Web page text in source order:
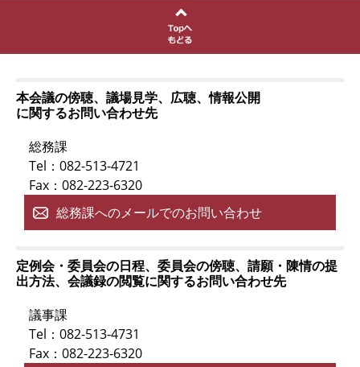
本会議の傍聴、議場見学、広聴、情報公開
に関するお問い合わせ先
総務課
Tel：082-513-4721
Fax：082-223-6320
総務課へのメールでのお問い合わせ
定例会・委員会の日程、委員会の傍聴、請願・陳情の提
出方法、会議録の閲覧に関するお問い合わせ先
議事課
Tel：082-513-4731
Fax：082-223-6320